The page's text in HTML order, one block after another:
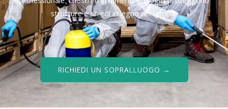
strutture e arredi in legno nel tempo.
RICHIEDI UN SOPRALLUOGO →